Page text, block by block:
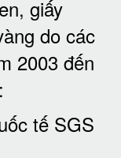
giấy
do các
2003 đến
tế SGS